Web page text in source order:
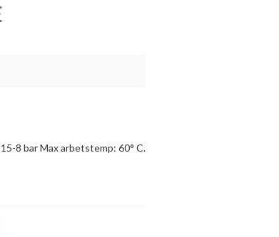
8 bar Max arbetstemp: 60° C.